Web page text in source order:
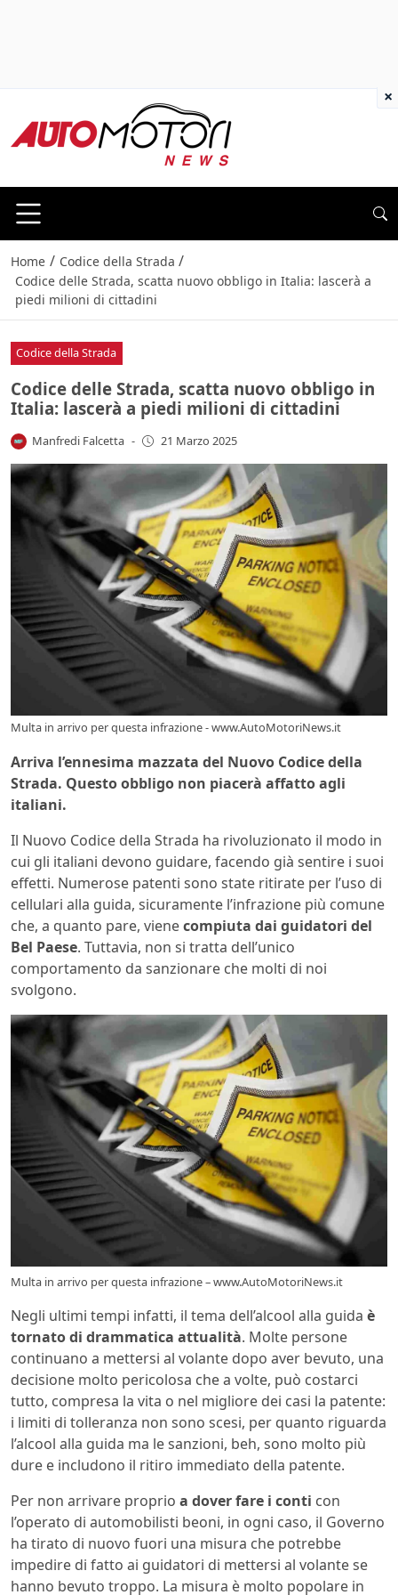
Home / Codice della Strada /
Codice delle Strada, scatta nuovo obbligo in Italia: lascerà a
piedi milioni di cittadini
Codice della Strada
Codice delle Strada, scatta nuovo obbligo in
Italia: lascerà a piedi milioni di cittadini
Manfredi Falcetta - 21 Marzo 2025
Multa in arrivo per questa infrazione - www.AutoMotoriNews.it
Arriva l’ennesima mazzata del Nuovo Codice della
Strada. Questo obbligo non piacerà affatto agli
italiani.
Il Nuovo Codice della Strada ha rivoluzionato il modo in
cui gli italiani devono guidare, facendo già sentire i suoi
effetti. Numerose patenti sono state ritirate per l’uso di
cellulari alla guida, sicuramente l’infrazione più comune
che, a quanto pare, vienecompiuta dai guidatori del
Bel Paese. Tuttavia, non si tratta dell’unico
comportamento da sanzionare che molti di noi
svolgono.
Multa in arrivo per questa infrazione – www.AutoMotoriNews.it
Negli ultimi tempi infatti, il tema dell’alcool alla guida è
tornato di drammatica attualità. Molte persone
continuano a mettersi al volante dopo aver bevuto, una
decisione molto pericolosa che a volte, può costarci
tutto, compresa la vita o nel migliore dei casi la patente:
i limiti di tolleranza non sono scesi, per quanto riguarda
l’alcool alla guida ma le sanzioni, beh, sono molto più
dure e includono il ritiro immediato della patente.
Per non arrivare proprio a dover fare i conti con
l’operato di automobilisti beoni, in ogni caso, il Governo
ha tirato di nuovo fuori una misura che potrebbe
impedire di fatto ai guidatori di mettersi al volante se
hanno bevuto troppo. La misura è molto popolare in
×